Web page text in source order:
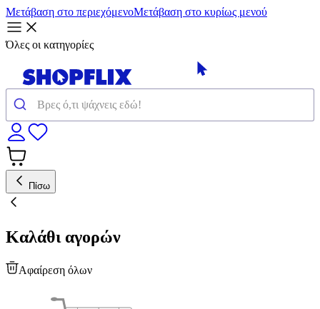
Μετάβαση στο περιεχόμενοΜετάβαση στο κυρίως μενού
Όλες οι κατηγορίες
Πίσω
Καλάθι αγορών
Αφαίρεση όλων